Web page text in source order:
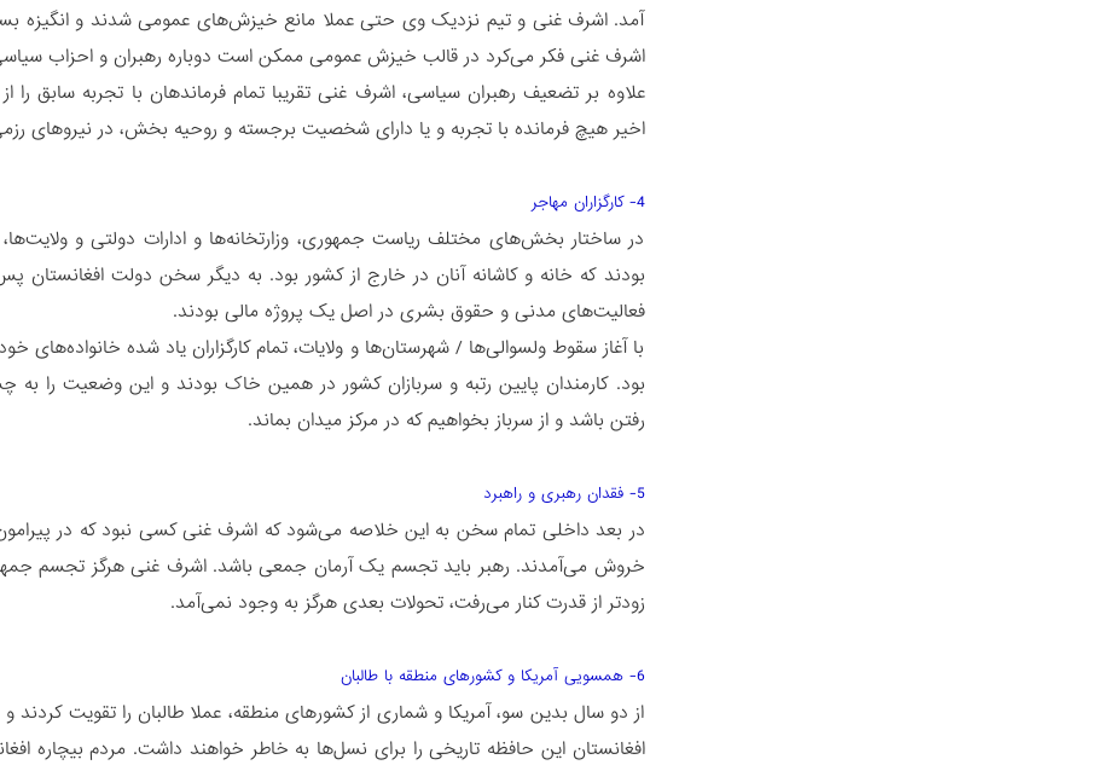
آمد. اشرف غنی و تیم نزدیک وی حتی عملا مانع خیزش‌های عمومی شدند و انگیزه
اشرف غنی فکر می‌کرد در قالب خیزش عمومی ممکن است دوباره رهبران و احزاب
علاوه بر تضعیف رهبران سیاسی، اشرف غنی تقریبا تمام فرماندهان با تجربه سابق
اخیر هیچ فرمانده با تجربه و یا دارای شخصیت برجسته و روحیه بخش، در نیروهای
4- کارگزاران مهاجر
در ساختار بخش‌های مختلف ریاست جمهوری، وزارتخانه‌ها و ادارات دولتی و
فعالیت‌های مدنی و حقوق بشری در اصل یک پروژه مالی بودند.
با آغاز سقوط ولسوالی‌ها / شهرستان‌ها و ولایات، تمام کارگزاران یاد شده خانواده‌های
بود. کارمندان پایین رتبه و سربازان کشور در همین خاک بودند و این وضعیت را به
رفتن باشد و از سرباز بخواهیم که در مرکز میدان بماند.
5- فقدان رهبری و راهبرد
در بعد داخلی تمام سخن به این خلاصه می‌شود که اشرف غنی کسی نبود که در
خروش می‌آمدند. رهبر باید تجسم یک آرمان جمعی باشد. اشرف غنی هرگز تجسم
زودتر از قدرت کنار می‌رفت، تحولات بعدی هرگز به وجود نمی‌آمد.
6- همسویی آمریکا و کشورهای منطقه با طالبان
از دو سال بدین سو، آمریکا و شماری از کشورهای منطقه، عملا طالبان را تقویت
افغانستان این حافظه تاریخی را برای نسل‌ها به خاطر خواهند داشت. مردم بیچاره